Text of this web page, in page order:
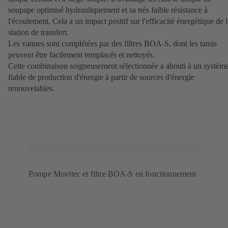
soupape optimisé hydrauliquement et sa très faible résistance à
l'écoulement. Cela a un impact positif sur l'efficacité énergétique de
station de transfert.
Les vannes sont complétées par des filtres BOA-S, dont les tamis
peuvent être facilement remplacés et nettoyés.
Cette combinaison soigneusement sélectionnée a abouti à un
fiable de production d'énergie à partir de sources d'énergie
renouvelables.
Pompe Movitec et filtre BOA-S en fonctionnement